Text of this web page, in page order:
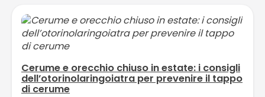
Cerume e orecchio chiuso in estate: i consigli
dell’otorinolaringoiatra per prevenire il tappo
di cerume